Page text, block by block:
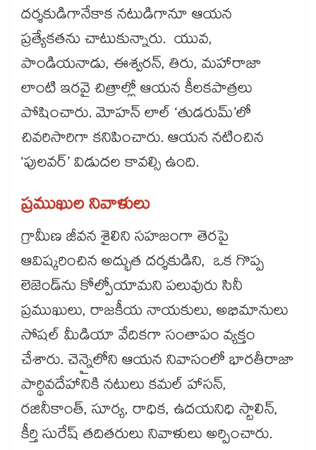
దర్శకుడిగానేకాక నటుడిగానూ ఆయన
ప్రత్యేకతను చాటుకున్నారు. యువ,
పాండియనాడు, ఈశ్వరన్‌‌‌‌, తిరు, మహారాజా
లాంటి ఇరవై చిత్రాల్లో ఆయన కీలకపాత్రలు
పోషించారు. మోహన్‌‌‌‌ లాల్‌‌‌‌ ‘తుడరుమ్‌‌‌‌’లో
చివరిసారిగా కనిపించారు. ఆయన నటించిన
‘పులవర్‌‌‌‌‌‌‌‌’ విడుదల కావల్సి ఉంది.
ప్రముఖుల నివాళులు
గ్రామీణ జీవన శైలిని సహజంగా తెరపై
ఆవిష్కరించిన అద్భుత దర్శకుడిని, ఒక గొప్ప
లెజెండ్‌‌‌‌ను కోల్పోయామని పలువురు సినీ
ప్రముఖులు, రాజకీయ నాయకులు, అభిమానులు
సోషల్ మీడియా వేదికగా సంతాపం వ్యక్తం
చేశారు. చెన్నైలోని ఆయన నివాసంలో భారతీరాజా
పార్థివదేహానికి నటులు కమల్ హాసన్‌‌‌‌,
రజినీకాంత్, సూర్య, రాధిక, ఉదయనిధి స్టాలిన్‌‌‌‌,
కీర్తి సురేష్‌‌‌‌ తదితరులు నివాళులు అర్పించారు.